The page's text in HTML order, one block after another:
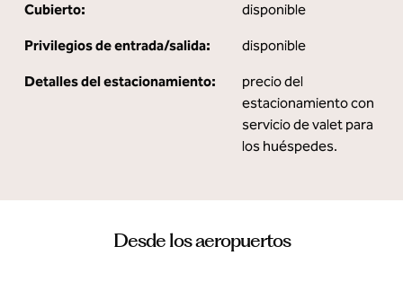
Cubierto: disponible
Privilegios de entrada/salida: disponible
Detalles del estacionamiento:
precio del
estacionamiento con
servicio de valet para
los huéspedes.
Desde los aeropuertos